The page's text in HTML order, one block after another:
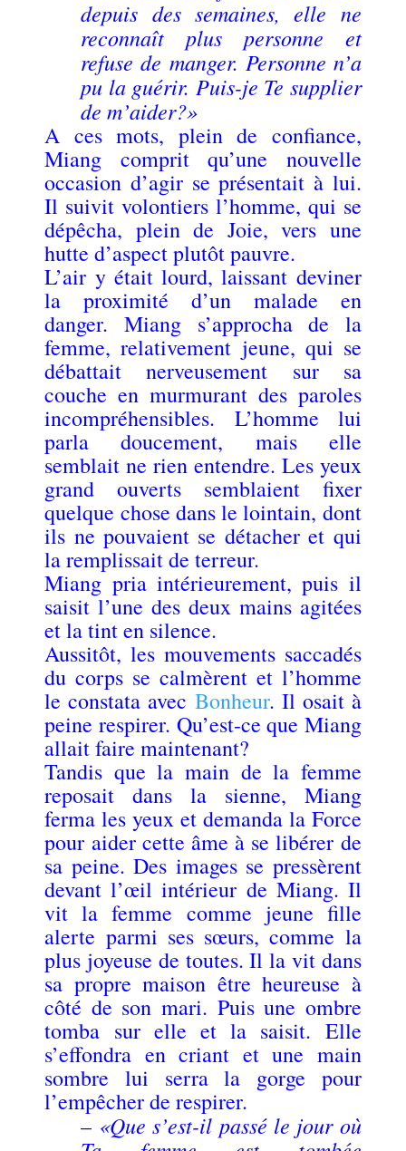
depuis des semaines, elle ne
reconnaît plus personne et
refuse de manger. Personne n’a
pu la guérir. Puis-je Te supplier
de m’aider?»
A ces mots, plein de confiance,
Miang comprit qu’une nouvelle
occasion d’agir se présentait à lui.
Il suivit volontiers l’homme, qui se
dépêcha, plein de Joie, vers une
hutte d’aspect plutôt pauvre.
L’air y était lourd, laissant deviner
la proximité d’un malade en
danger. Miang s’approcha de la
femme, relativement jeune, qui se
débattait nerveusement sur sa
couche en murmurant des paroles
incompréhensibles. L’homme lui
parla doucement, mais elle
semblait ne rien entendre. Les yeux
grand ouverts semblaient fixer
quelque chose dans le lointain, dont
ils ne pouvaient se détacher et qui
la remplissait de terreur.
Miang pria intérieurement, puis il
saisit l’une des deux mains agitées
et la tint en silence.
Aussitôt, les mouvements saccadés
du corps se calmèrent et l’homme
le constata avec Bonheur. Il osait à
peine respirer. Qu’est-ce que Miang
allait faire maintenant?
Tandis que la main de la femme
reposait dans la sienne, Miang
ferma les yeux et demanda la Force
pour aider cette âme à se libérer de
sa peine. Des images se pressèrent
devant l’œil intérieur de Miang. Il
vit la femme comme jeune fille
alerte parmi ses sœurs, comme la
plus joyeuse de toutes. Il la vit dans
sa propre maison être heureuse à
côté de son mari. Puis une ombre
tomba sur elle et la saisit. Elle
s’effondra en criant et une main
sombre lui serra la gorge pour
l’empêcher de respirer.
– «Que s’est-il passé le jour où